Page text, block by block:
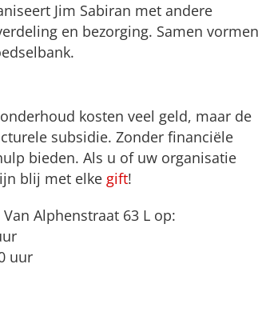
Jim Sabiran met andere
en bezorging. Samen vormen
kosten veel geld, maar de
subsidie. Zonder financiële
bieden. Als u of uw organisatie
blij met elke gift!
Alphenstraat 63 L op:
uur